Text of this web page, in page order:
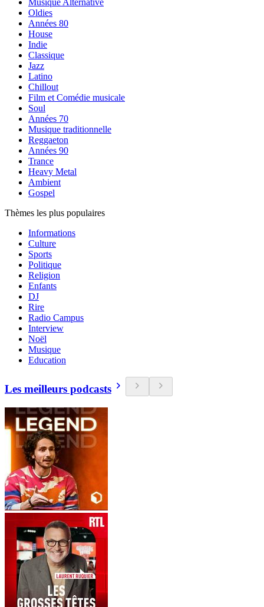
Musique Alternative
Oldies
Années 80
House
Indie
Classique
Jazz
Latino
Chillout
Film et Comédie musicale
Soul
Années 70
Musique traditionnelle
Reggaeton
Années 90
Trance
Heavy Metal
Ambient
Gospel
Thèmes les plus populaires
Informations
Culture
Sports
Politique
Religion
Enfants
DJ
Rire
Radio Campus
Interview
Noël
Musique
Education
Les meilleurs podcasts